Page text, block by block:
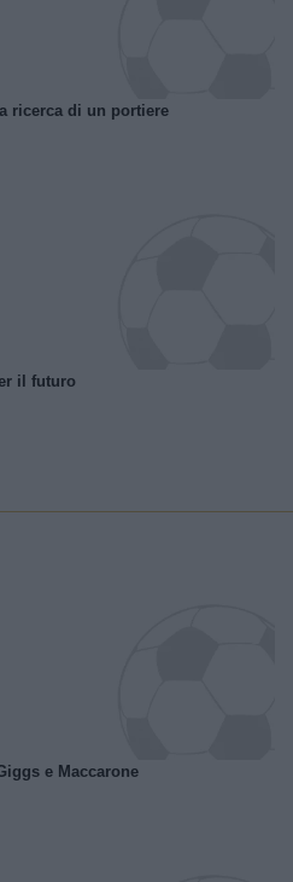
ricerca di un portiere
il futuro
e Maccarone